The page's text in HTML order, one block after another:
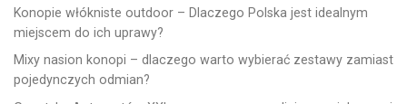
Konopie włókniste outdoor – Dlaczego Polska jest idealnym
miejscem do ich uprawy?
Mixy nasion konopi – dlaczego warto wybierać zestawy zamiast
pojedynczych odmian?